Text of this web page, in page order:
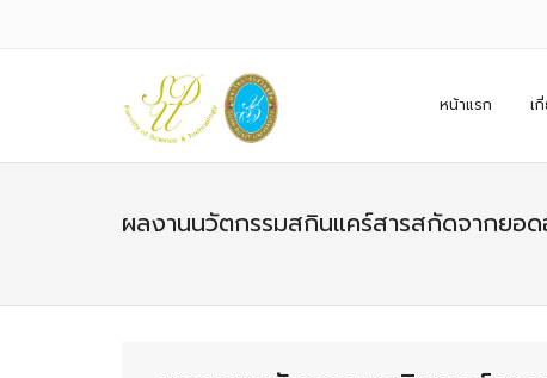
หน้าแรก เ
ผลงานนวัตกรรมสกินแคร์สารสกัดจากยอ